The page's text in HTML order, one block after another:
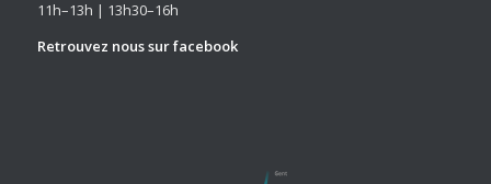
11h–13h | 13h30–16h
Retrouvez nous surfacebook